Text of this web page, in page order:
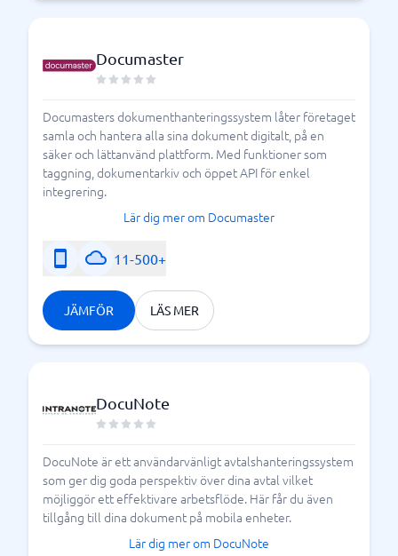
Documaster
Documasters dokumenthanteringssystem låter företaget
samla och hantera alla sina dokument digitalt, på en
säker och lättanvänd plattform. Med funktioner som
taggning, dokumentarkiv och öppet API för enkel
integrering.
Lär dig mer om Documaster
11-500+
JÄMFÖR LÄS MER
DocuNote
DocuNote är ett användarvänligt avtalshanteringssystem
som ger dig goda perspektiv över dina avtal vilket
möjliggör ett effektivare arbetsflöde. Här får du även
tillgång till dina dokument på mobila enheter.
Lär dig mer om DocuNote